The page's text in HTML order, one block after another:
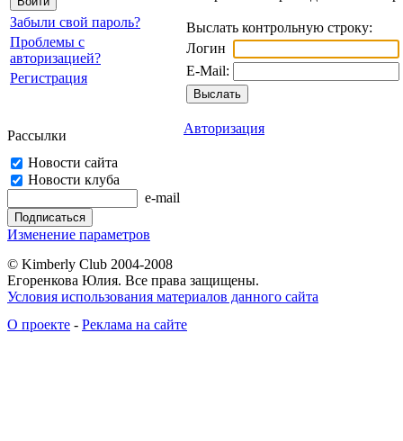
Забыли свой пароль?
Проблемы с
авторизацией?
Регистрация
Рассылки
Новости сайта
Новости клуба
e-mail
Изменение параметров
Выслать контрольную строку:
Логин
E-Mail:
Авторизация
© Kimberly Club 2004-2008
Егоренкова Юлия. Все права защищены.
Условия использования материалов данного сайта
О проекте - Реклама на сайте